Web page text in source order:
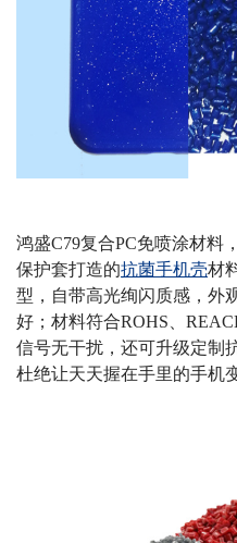
鸿盛C79复合PC免喷涂材料
保护套打造的抗菌手机壳材
型，自带高光绚闪质感，外
好； 材料符合ROHS
信号无干扰，还可升级定制
杜绝让天天握在手里的手机